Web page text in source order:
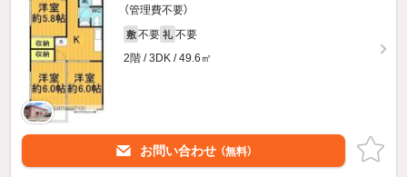
（管理費不要）
敷 不要 礼 不要
2階 / 3DK / 49.6㎡
お問い合わせ （無料）